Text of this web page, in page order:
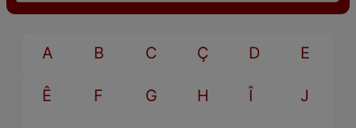
A B C Ç D E
Ê F G H Î J